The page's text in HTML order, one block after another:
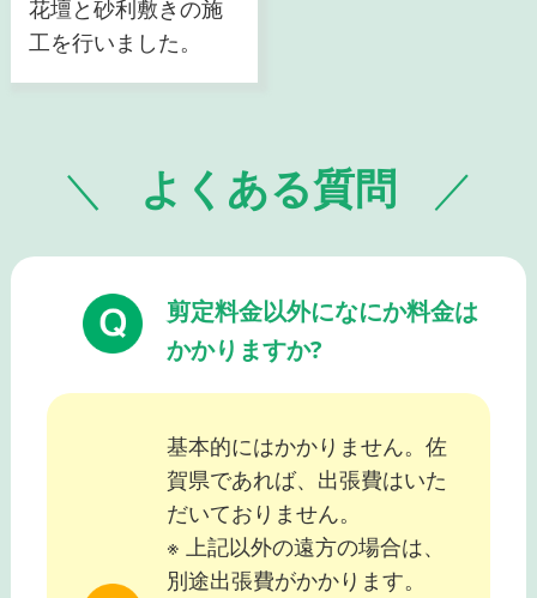
花壇と砂利敷きの施
工を行いました。
よくある質問
剪定料金以外になにか料金は
かかりますか?
基本的にはかかりません。佐
賀県であれば、出張費はいた
だいておりません。
※ 上記以外の遠方の場合は、
別途出張費がかかります。